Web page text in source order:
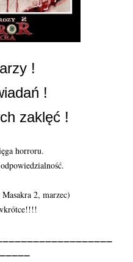
!
!
zaklęć !
horroru.
2, marzec)